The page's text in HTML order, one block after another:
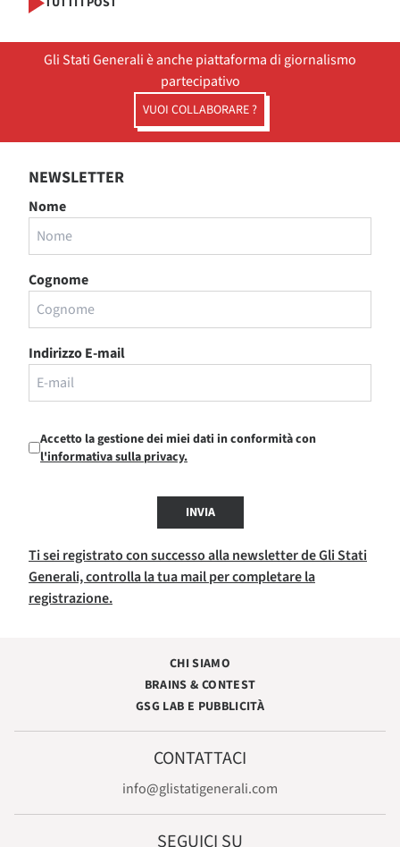
Gli Stati Generali è anche piattaforma di giornalismo
partecipativo
VUOI COLLABORARE ?
NEWSLETTER
Nome
Cognome
Indirizzo E-mail
Accetto la gestione dei miei dati in conformità con
l'informativa sulla privacy.
INVIA
Ti sei registrato con successo alla newsletter de Gli Stati
Generali, controlla la tua mail per completare la
registrazione.
CHI SIAMO
BRAINS & CONTEST
GSG LAB E PUBBLICITÀ
CONTATTACI
info@glistatigenerali.com
SEGUICI SU